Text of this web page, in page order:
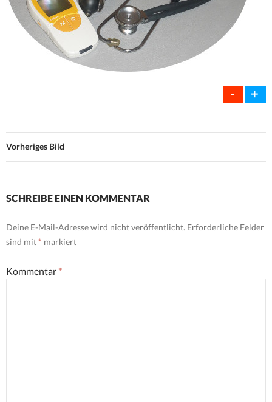
+
-
Vorheriges Bild
SCHREIBE EINEN KOMMENTAR
Deine E-Mail-Adresse wird nicht veröffentlicht. Erforderliche Felder
sind mit* markiert
Kommentar *